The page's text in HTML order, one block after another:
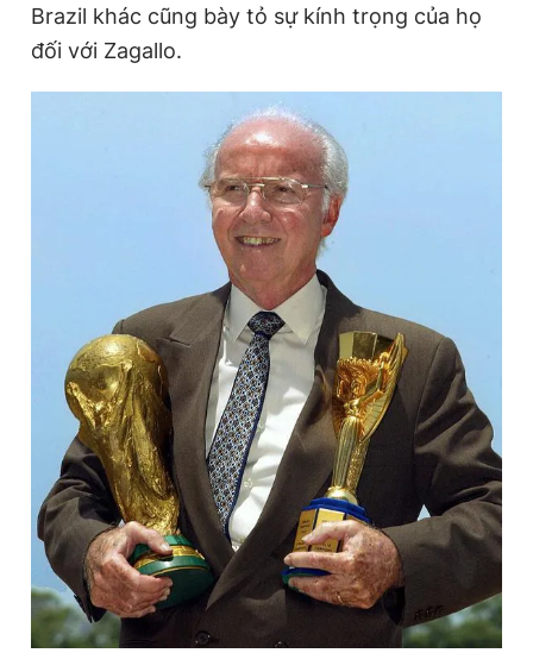
Brazil khác cũng bày tỏ sự kính trọng của họ
đối với Zagallo.